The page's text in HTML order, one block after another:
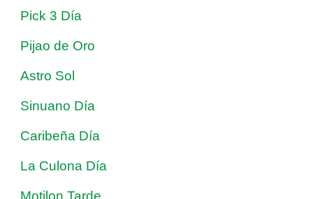
Pick 3 Día
Pijao de Oro
Astro Sol
Sinuano Día
Caribeña Día
La Culona Día
Motilon Tarde